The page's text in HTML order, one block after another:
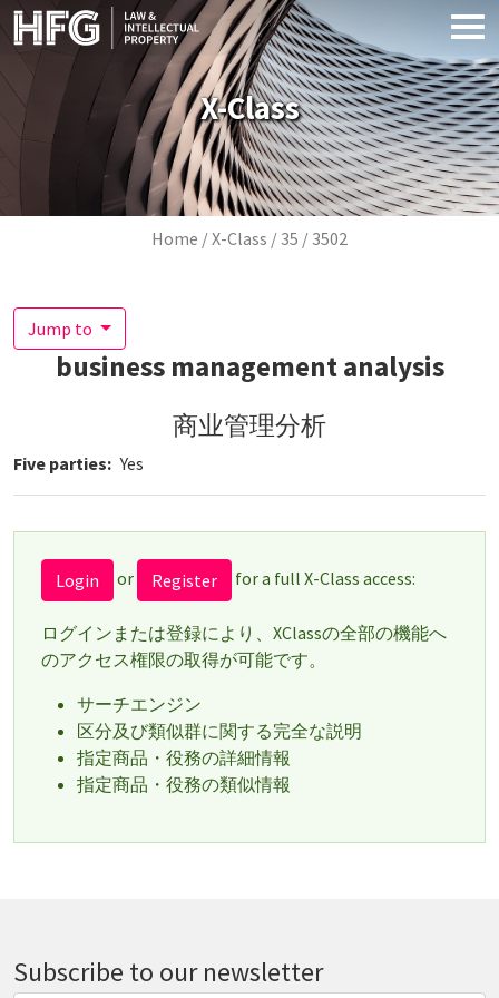
Skip to main content
X-Class
Breadcrumb
Home X-Class 35 3502
Jump to
business management analysis
商业管理分析
Five parties Yes
Login or Register for a full X-Class access:
ログインまたは登録により、XClassの全部の機能へ
のアクセス権限の取得が可能です。
サーチエンジン
区分及び類似群に関する完全な説明
指定商品・役務の詳細情報
指定商品・役務の類似情報
Subscribe to our newsletter